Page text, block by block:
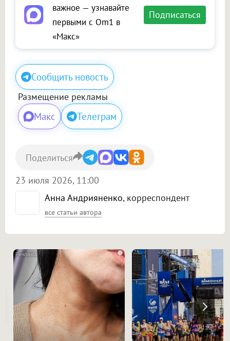
важное — узнавайте
первыми с Om1 в
«Макс»
Подписаться
Сообщить новость
Размещение рекламы
Макс Телеграм
Анна Андрияненко, корреспондент
все статьи автора
23 июля 2026, 11:00
Поделиться
i